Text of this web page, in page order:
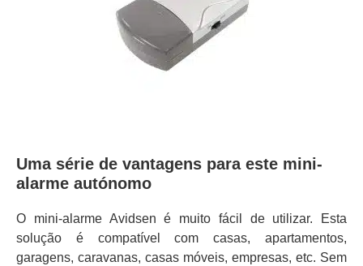
Uma série de vantagens para este mini-
alarme autónomo
O mini-alarme Avidsen é muito fácil de utilizar. Esta
solução é compatível com casas, apartamentos,
garagens, caravanas, casas móveis, empresas, etc. Sem